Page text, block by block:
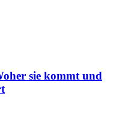
sie kommt und